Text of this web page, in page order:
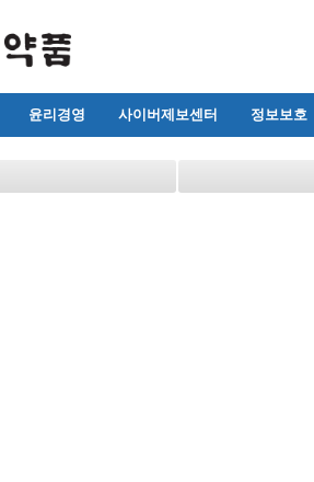
윤리경영 사이버제보센터 정보보호